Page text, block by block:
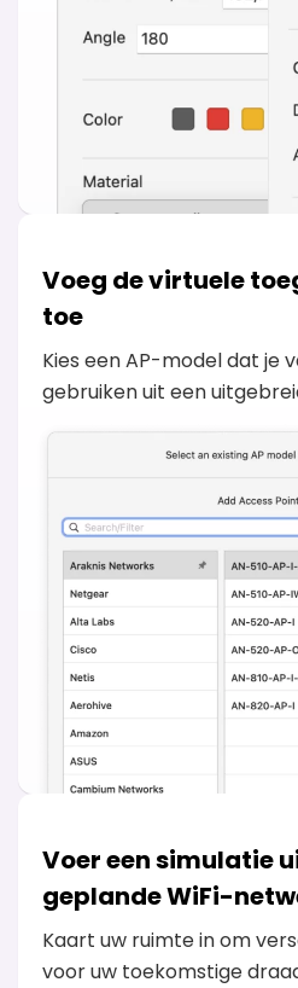
Voeg de virtuele
toe
Kies een AP-model dat je
gebruiken uit een
Voer een simulatie
geplande WiFi-
Kaart uw ruimte in om
voor uw toekomstige